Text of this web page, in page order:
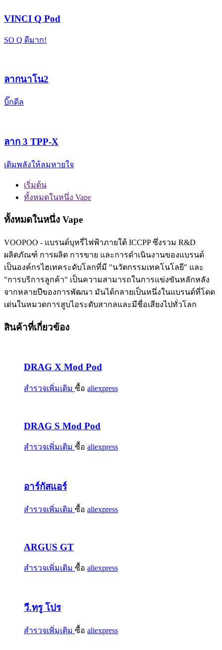
VINCI Q Pod
SO Q ดีมาก!
ลากนาโน2
บิ๊กดีล
ลาก 3 TPP-X
เติมพลังให้ลมหายใจ
เริ่มต้น
ทั้งหมดในหนึ่ง Vape
ทั้งหมดในหนึ่ง Vape
VOOPOO - แบรนด์บุหรี่ไฟฟ้าภายใต้ ICCPP ซึ่งรวม R&D
ผลิตภัณฑ์ การผลิต การขาย และการดำเนินงานของแบรนด์
เป็นองค์กรไฮเทคระดับโลกที่มี "นวัตกรรมเทคโนโลยี" และ
"การบริการลูกค้า" เป็นความสามารถในการแข่งขันหลักหลัง
จากหลายปีของการพัฒนา มันได้กลายเป็นหนึ่งในแบรนด์ที่โดด
เด่นในหมวดการสูบไอระดับสากลและมีชื่อเสียงไปทั่วโลก
สินค้าที่เกี่ยวข้อง
DRAG X Mod Pod
สำรวจเพิ่มเติม ซื้อ aliexpress
DRAG S Mod Pod
สำรวจเพิ่มเติม ซื้อ aliexpress
อาร์กัสแอร์
สำรวจเพิ่มเติม ซื้อ aliexpress
ARGUS GT
สำรวจเพิ่มเติม ซื้อ aliexpress
วี.ทรู โปร
สำรวจเพิ่มเติม ซื้อ aliexpress